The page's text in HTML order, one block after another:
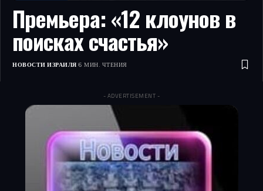
Премьера: «12 клоунов в
поисках счастья»
НОВОСТИ ИЗРАИЛЯ 6 МИН. ЧТЕНИЯ
- ADVERTISEMENT -